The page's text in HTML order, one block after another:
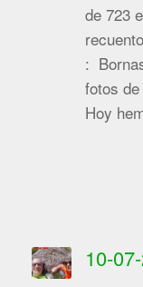
de 723
:
fotos
Hoy
10-